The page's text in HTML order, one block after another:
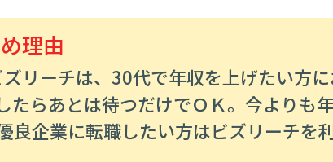
理由
リーチは、30代で年収を上げたい方
たらあとは待つだけでＯＫ。今よりも
良企業に転職したい方はビズリーチを